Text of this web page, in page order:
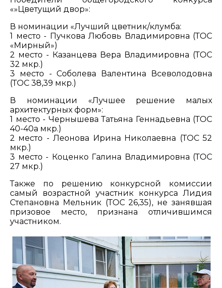
«»Цветущий двор»:
В номинации «Лучший цветник/клумба:
1 место - Пучкова Любовь Владимировна (ТОС
«Мирный»)
2 место - Казанцева Вера Владимировна (ТОС
32 мкр.)
3 место - Соболева Валентина Всеволодовна
(ТОС 38,39 мкр.)
В номинации «Лучшее решение малых
архитектурных форм»:
1 место - Чернышева Татьяна Геннадьевна (ТОС
40-40а мкр.)
2 место - Леонова Ирина Николаевна (ТОС 52
мкр.)
3 место - Коценко Галина Владимировна (ТОС
27 мкр.)
Также по решению конкурсной комиссии
самый возрастной участник конкурса Лидия
Степановна Мельник (ТОС 26,35), не занявшая
призовое место, признана отличившимся
участником.